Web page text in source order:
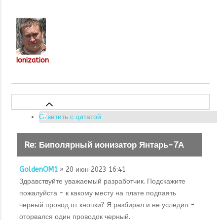
Ionization
Ответить с цитатой
Re: Биполярный ионизатор Янтарь-7А
GoldenOM1 » 20 июн 2023 16:41
Здравствуйте уважаемый разработчик. Подскажите
пожалуйста - к какому месту на плате подпаять
черный провод от кнопки? Я разбирал и не уследил -
оторвался один проводок черный.